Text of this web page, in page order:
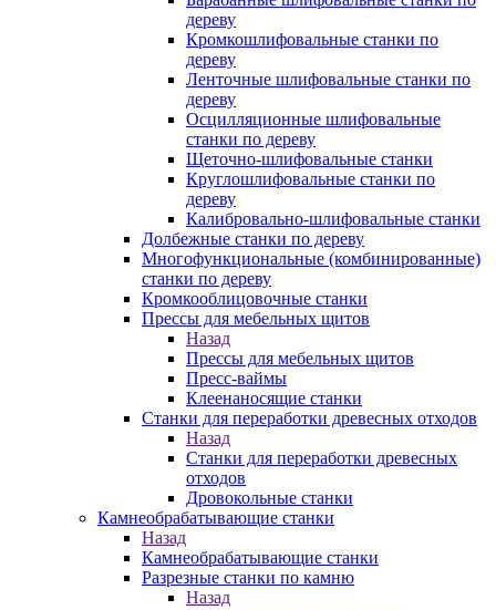
дереву
Кромкошлифовальные станки по
дереву
Ленточные шлифовальные станки по
дереву
Осцилляционные шлифовальные
станки по дереву
Щеточно-шлифовальные станки
Круглошлифовальные станки по
дереву
Калибровально-шлифовальные станки
Долбежные станки по дереву
Многофункциональные (комбинированные)
станки по дереву
Кромкооблицовочные станки
Прессы для мебельных щитов
Назад
Прессы для мебельных щитов
Пресс-ваймы
Клеенаносящие станки
Станки для переработки древесных отходов
Назад
Станки для переработки древесных
отходов
Дровокольные станки
Камнеобрабатывающие станки
Назад
Камнеобрабатывающие станки
Разрезные станки по камню
Назад